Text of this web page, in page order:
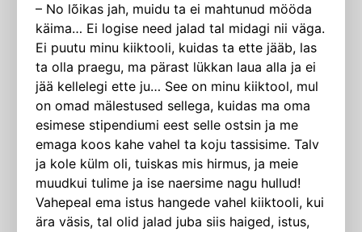
– No lõikas jah, muidu ta ei mahtunud mööda
käima… Ei logise need jalad tal midagi nii väga.
Ei puutu minu kiiktooli, kuidas ta ette jääb, las
ta olla praegu, ma pärast lükkan laua alla ja ei
jää kellelegi ette ju… See on minu kiiktool, mul
on omad mälestused sellega, kuidas ma oma
esimese stipendiumi eest selle ostsin ja me
emaga koos kahe vahel ta koju tassisime. Talv
ja kole külm oli, tuiskas mis hirmus, ja meie
muudkui tulime ja ise naersime nagu hullud!
Vahepeal ema istus hangede vahel kiiktooli, kui
ära väsis, tal olid jalad juba siis haiged, istus,